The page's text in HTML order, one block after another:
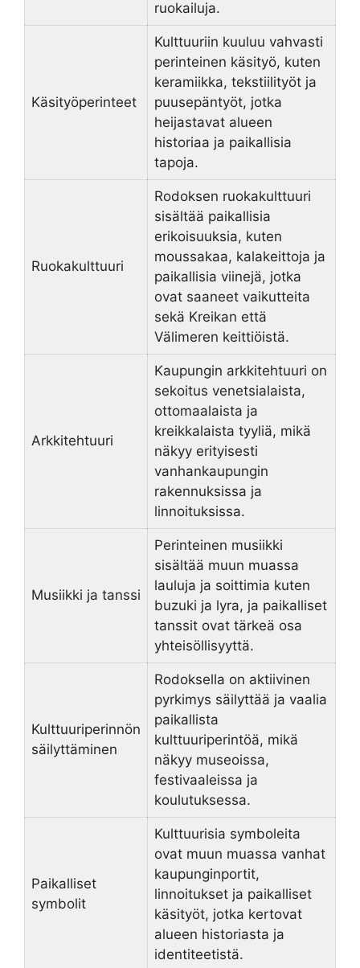
ruokailuja.
Käsityöperinteet
Kulttuuriin kuuluu vahvasti
perinteinen käsityö, kuten
keramiikka, tekstiilityöt ja
puusepäntyöt, jotka
heijastavat alueen
historiaa ja paikallisia
tapoja.
Ruokakulttuuri
Rodoksen ruokakulttuuri
sisältää paikallisia
erikoisuuksia, kuten
moussakaa, kalakeittoja ja
paikallisia viinejä, jotka
ovat saaneet vaikutteita
sekä Kreikan että
Välimeren keittiöistä.
Arkkitehtuuri
Kaupungin arkkitehtuuri on
sekoitus venetsialaista,
ottomaalaista ja
kreikkalaista tyyliä, mikä
näkyy erityisesti
vanhankaupungin
rakennuksissa ja
linnoituksissa.
Musiikki ja tanssi
Perinteinen musiikki
sisältää muun muassa
lauluja ja soittimia kuten
buzuki ja lyra, ja paikalliset
tanssit ovat tärkeä osa
yhteisöllisyyttä.
Kulttuuriperinnön
säilyttäminen
Rodoksella on aktiivinen
pyrkimys säilyttää ja vaalia
paikallista
kulttuuriperintöä, mikä
näkyy museoissa,
festivaaleissa ja
koulutuksessa.
Paikalliset
symbolit
Kulttuurisia symboleita
ovat muun muassa vanhat
kaupunginportit,
linnoitukset ja paikalliset
käsityöt, jotka kertovat
alueen historiasta ja
identiteetistä.